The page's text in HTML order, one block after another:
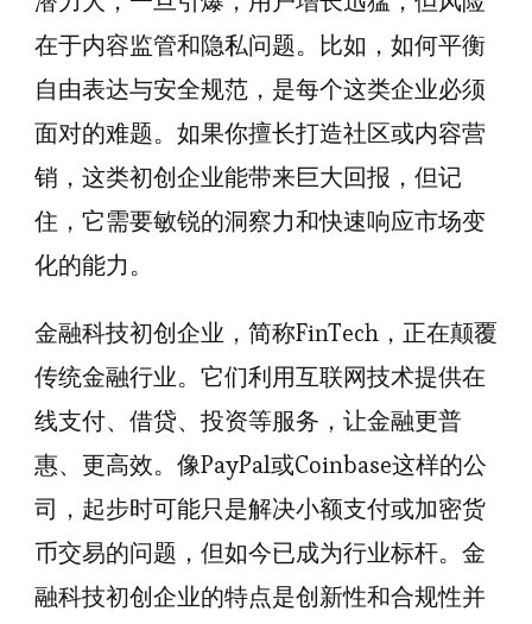
在于内容监管和隐私问题。比如，如何平衡
自由表达与安全规范，是每个这类企业必须
面对的难题。如果你擅长打造社区或内容营
销，这类初创企业能带来巨大回报，但记
住，它需要敏锐的洞察力和快速响应市场变
化的能力。
金融科技初创企业，简称FinTech，正在颠覆
传统金融行业。它们利用互联网技术提供在
线支付、借贷、投资等服务，让金融更普
惠、更高效。像PayPal或Coinbase这样的公
司，起步时可能只是解决小额支付或加密货
币交易的问题，但如今已成为行业标杆。金
融科技初创企业的特点是创新性和合规性并